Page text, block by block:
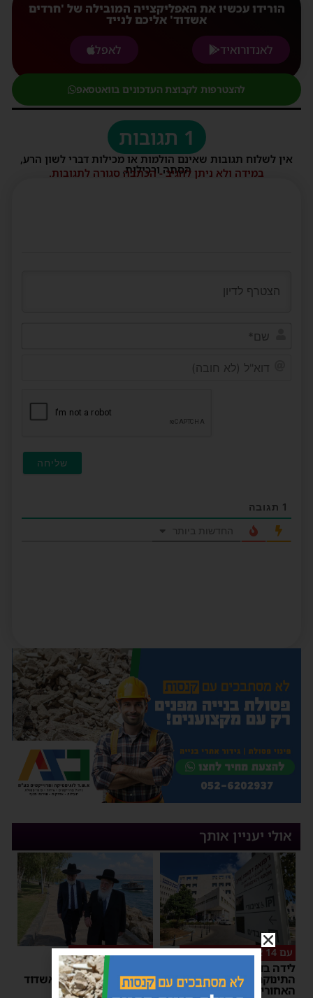
הורידו עכשיו את האפליקצייה המובילה של 'חרדים
אשדוד' אליכם לנייד
לאנדורואיד
לאפל
להצטרפות לקבוצת העדכונים בוואטסאפ
1 תגובות
אין לשלוח תגובות שאינם הולמות או מכילות דברי לשון הרע,
הסתה ורכילות.
במידה ולא ניתן להגיב - הכתבה סגורה לתגובות.
1 תגובה
החדשות ביותר
אולי יעניין אותך
עם 14 אנשי צוות רפואיים
לידה בדרך לבית החולים:
התינוקת נולדה במושב
האחורי של הרכב
אסונות בין הזמנים
"אני מתחנן": קריאתו
הכאובה של רב העיר אשדוד
יוסי יחזקאלי 18:35